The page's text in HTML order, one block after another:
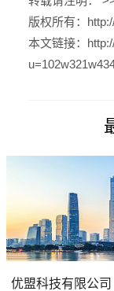
版权所有：
本文链接：
优盟科技有限公司